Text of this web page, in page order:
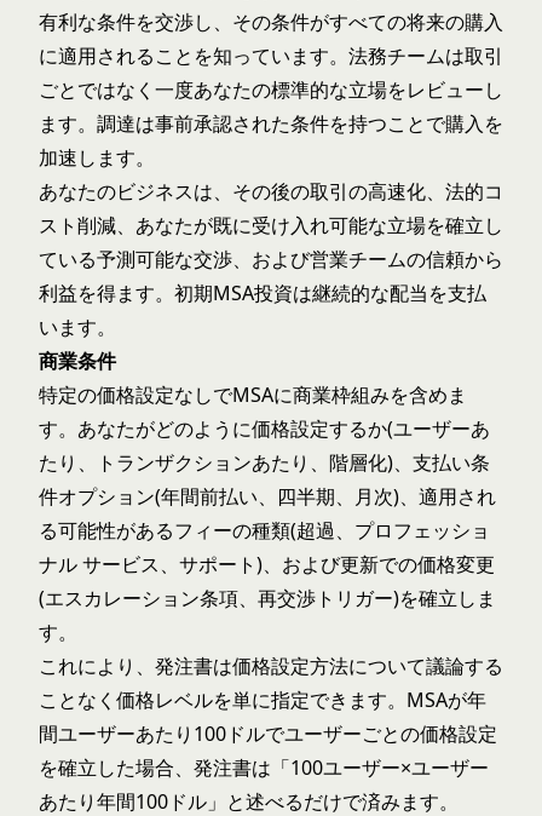
有利な条件を交渉し、その条件がすべての将来の購入
に適用されることを知っています。法務チームは取引
ごとではなく一度あなたの標準的な立場をレビューし
ます。調達は事前承認された条件を持つことで購入を
加速します。
あなたのビジネスは、その後の取引の高速化、法的コ
スト削減、あなたが既に受け入れ可能な立場を確立し
ている予測可能な交渉、および営業チームの信頼から
利益を得ます。初期MSA投資は継続的な配当を支払
います。
商業条件
特定の価格設定なしでMSAに商業枠組みを含めま
す。あなたがどのように価格設定するか(ユーザーあ
たり、トランザクションあたり、階層化)、 支払い条
件オプション(年間前払い、四半期、月次)、適用され
る可能性があるフィーの種類(超過、プロフェッショ
ナル サービス、サポート)、および更新での価格変更
(エスカレーション条項、再交渉トリガー)を確立しま
す。
これにより、発注書は価格設定方法について議論する
ことなく価格レベルを単に指定できます。MSAが年
間ユーザーあたり100ドルでユーザーごとの価格設定
を確立した場合、発注書は「100ユーザー×ユーザー
あたり年間100ドル」と述べるだけで済みます。